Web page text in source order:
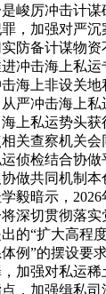
峻厉冲击计谋
，加强对严
防备计谋物
冲击海上私运
海上非设关地
严冲击海上
上私运势头
关查察机关
侦检结合协
做共同机制
毅暗示，
深切贯彻落实
的“扩大高程
例”的摆设要
加强对私运稀
，加强缉私